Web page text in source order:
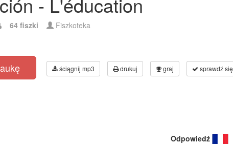
64 fiszki Fiszkoteka
ściągnij mp3 drukuj graj sprawdź się
Odpowiedź